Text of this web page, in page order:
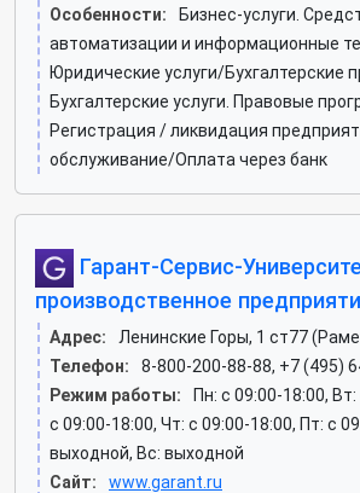
Особенности:
Бизнес-услуги.
автоматизации и информационные
Юридические услуги/Бухгалтерские
Бухгалтерские услуги. Правовые
Регистрация / ликвидация
обслуживание/Оплата через банк
Гарант-Сервис-
производственное
Адрес:
Ленинские Горы, 1 ст77
Телефон:
8-800-200-88-88, +7 (495)
Режим работы:
Пн: c 09:00-18:00,
c 09:00-18:00, Чт: c 09:00-18:00, Пт: c
выходной, Вс: выходной
Сайт:
www.garant.ru